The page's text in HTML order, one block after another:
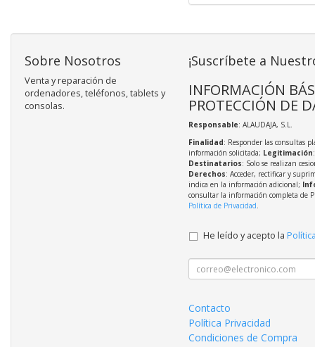
Sobre Nosotros
Venta y reparación de
ordenadores, teléfonos, tablets y
consolas.
¡Suscríbete a
INFORMACIÓN
PROTECCIÓN DE
Responsable: ALAUDAJA, S.L.
Finalidad: Responder las consultas
información solicitada; Legitimación
Destinatarios: Solo se realizan
Derechos: Acceder, rectificar y
indica en la información adicional;
consultar la información completa de
Política de Privacidad.
He leído y acepto la
Contacto
Política Privacidad
Condiciones de Compra